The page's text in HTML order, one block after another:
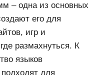
– одна из основных
его для
игр и
размахнуться. К
языков
для